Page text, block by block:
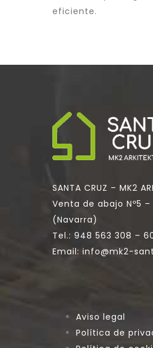
eficiente.
SANTA CRUZ – MK2
Venta de abajo Nº5 –
(Navarra)
Tel.: 948 563 308 –
Email: info@mk2-
Aviso legal
Política de